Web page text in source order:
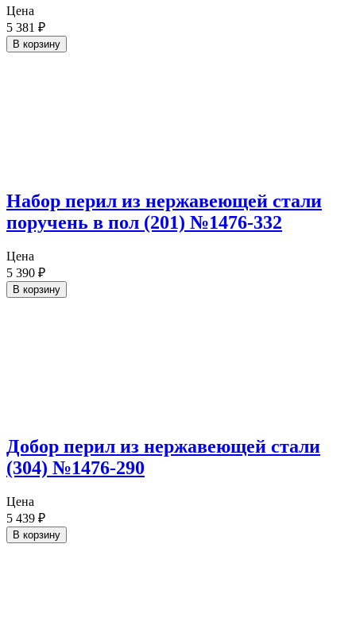
Цена
5 381 ₽
В корзину
Набор перил из нержавеющей стали
поручень в пол (201) №1476-332
Цена
5 390 ₽
В корзину
Добор перил из нержавеющей стали
(304) №1476-290
Цена
5 439 ₽
В корзину